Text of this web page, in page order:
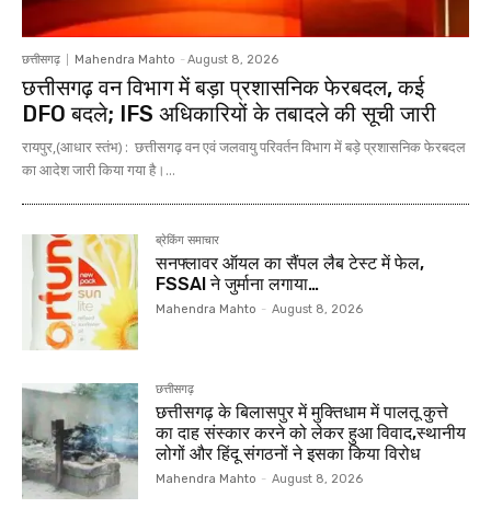
छत्तीसगढ़ Mahendra Mahto - August 8, 2026
छत्तीसगढ़ वन विभाग में बड़ा प्रशासनिक फेरबदल, कई
DFO बदले; IFS अधिकारियों के तबादले की सूची जारी
रायपुर,(आधार स्तंभ) : छत्तीसगढ़ वन एवं जलवायु परिवर्तन विभाग में बड़े प्रशासनिक फेरबदल
का आदेश जारी किया गया है।...
ब्रेकिंग समाचार
सनफ्लावर ऑयल का सैंपल लैब टेस्ट में फेल,
FSSAI ने जुर्माना लगाया…
Mahendra Mahto - August 8, 2026
छत्तीसगढ़
छत्तीसगढ़ के बिलासपुर में मुक्तिधाम में पालतू कुत्ते
का दाह संस्कार करने को लेकर हुआ विवाद,स्थानीय
लोगों और हिंदू संगठनों ने इसका किया विरोध
Mahendra Mahto - August 8, 2026